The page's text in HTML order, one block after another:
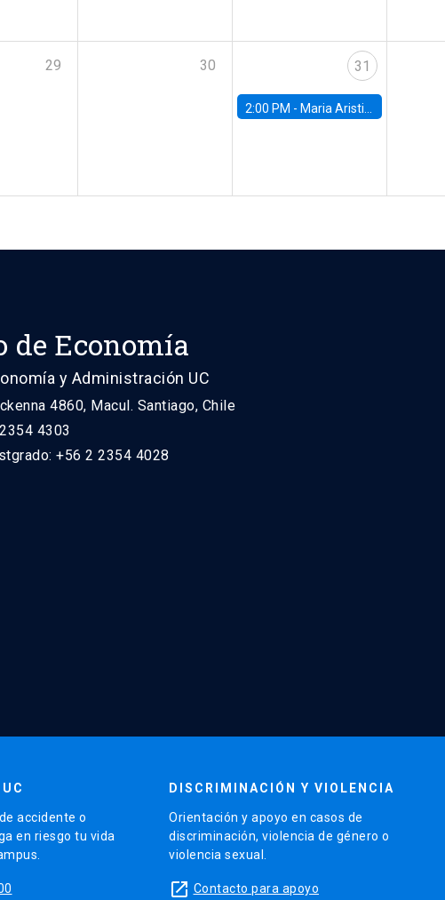
29 30 31
2:00 PM - Maria Aristizabal-Ramirez, FED Board
Economía
y Administración UC
4860, Macul. Santiago, Chile
4303
+56 2 2354 4028
accidente o
en riesgo tu vida
DISCRIMINACIÓN Y VIOLENCIA
Orientación y apoyo en casos de
discriminación, violencia de género o
violencia sexual.
launch Contacto para apoyo